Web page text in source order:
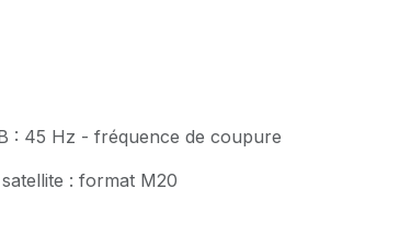
: 45 Hz - fréquence de coupure
: format M20